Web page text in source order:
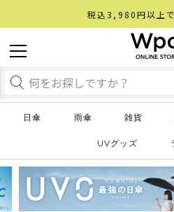
税込3,980円以上
日傘 雨傘 雑貨
UVグッズ